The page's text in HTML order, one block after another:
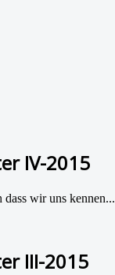
IV-2015
wir uns kennen...
III-2015